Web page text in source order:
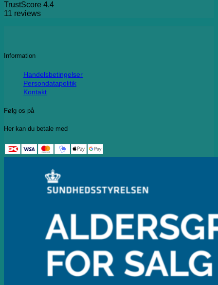
TrustScore 4.4
11 reviews
Information
Handelsbetingelser
Persondatapolitik
Kontakt
Følg os på
Her kan du betale med